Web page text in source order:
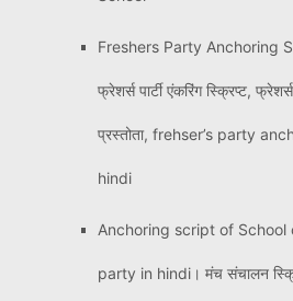
Freshers Party Anchoring
फ्रेशर्स पार्टी एंकरिंग स्क्रिप्ट, फ्रेशर्स
प्रस्तोता, frehser’s party
hindi
Anchoring script of School
party in hindi। मंच संचालन